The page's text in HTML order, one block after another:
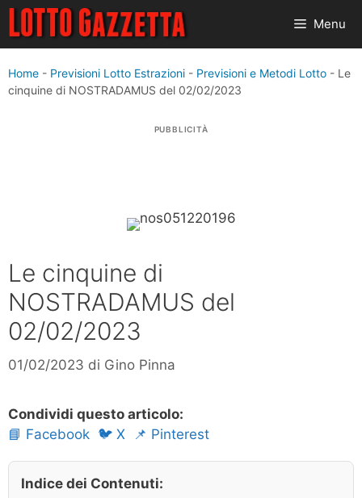
Vai
contenuto
Menu
Home - Previsioni Lotto Estrazioni - Previsioni e Metodi Lotto - Le
cinquine di NOSTRADAMUS del 02/02/2023
PUBBLICITÀ
Le cinquine di
NOSTRADAMUS del
02/02/2023
01/02/2023 di Gino Pinna
Condividi questo articolo:
📘 Facebook 🐦 X 📌 Pinterest
Indice dei Contenuti: